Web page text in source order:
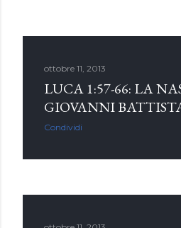
ottobre 11, 2013
LUCA 1:57-66: LA
GIOVANNI
Condividi